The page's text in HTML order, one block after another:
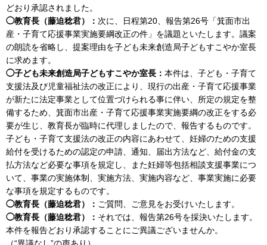
どおり承認されました。
◯教育長（藤迫稔君）： 次に、日程第20、報告第26号「箕面市出
産・子育て応援事業実施要綱改正の件」を議題といたします。議案
の朗読を省略し、提案理由を子ども未来創造局子どもすこやか室長
に求めます。
◯子ども未来創造局子どもすこやか室長： 本件は、子ども・子育て
支援法及び児童福祉法の改正により、現行の出産・子育て応援事業
が新たに法定事業として位置づけられる事に伴い、所定の規定を整
備するため、箕面市出産・子育て応援事業実施要綱の改正をする必
要が生じ、教育長が臨時に代理しましたので、報告するものです。
子ども・子育て支援法の改正の内容にあわせて、妊婦のための支援
給付を受けるための認定の申請、通知、届出方法など、給付金の支
払方法など必要な事項を規定し、また妊婦等包括相談支援事業につ
いて、事業の実施体制、実施方法、実施内容など、事業実施に必要
な事項を規定するものです。
◯教育長（藤迫稔君）： ご質問、ご意見をお受けいたします。
◯教育長（藤迫稔君）： それでは、報告第26号を採決いたします。
本件を報告どおり承認することにご異議ございませんか。
（“異議なし”の声あり）